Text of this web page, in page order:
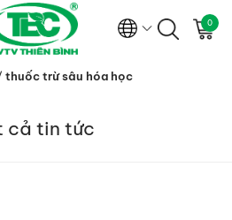
0
thuốc trừ sâu hóa học
cả tin tức